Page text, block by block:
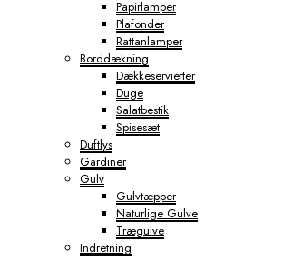
Papirlamper
Plafonder
Rattanlamper
Borddækning
Dækkeservietter
Duge
Salatbestik
Spisesæt
Duftlys
Gardiner
Gulv
Gulvtæpper
Naturlige Gulve
Trægulve
Indretning